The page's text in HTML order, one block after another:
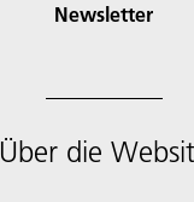
Newsletter
Über die